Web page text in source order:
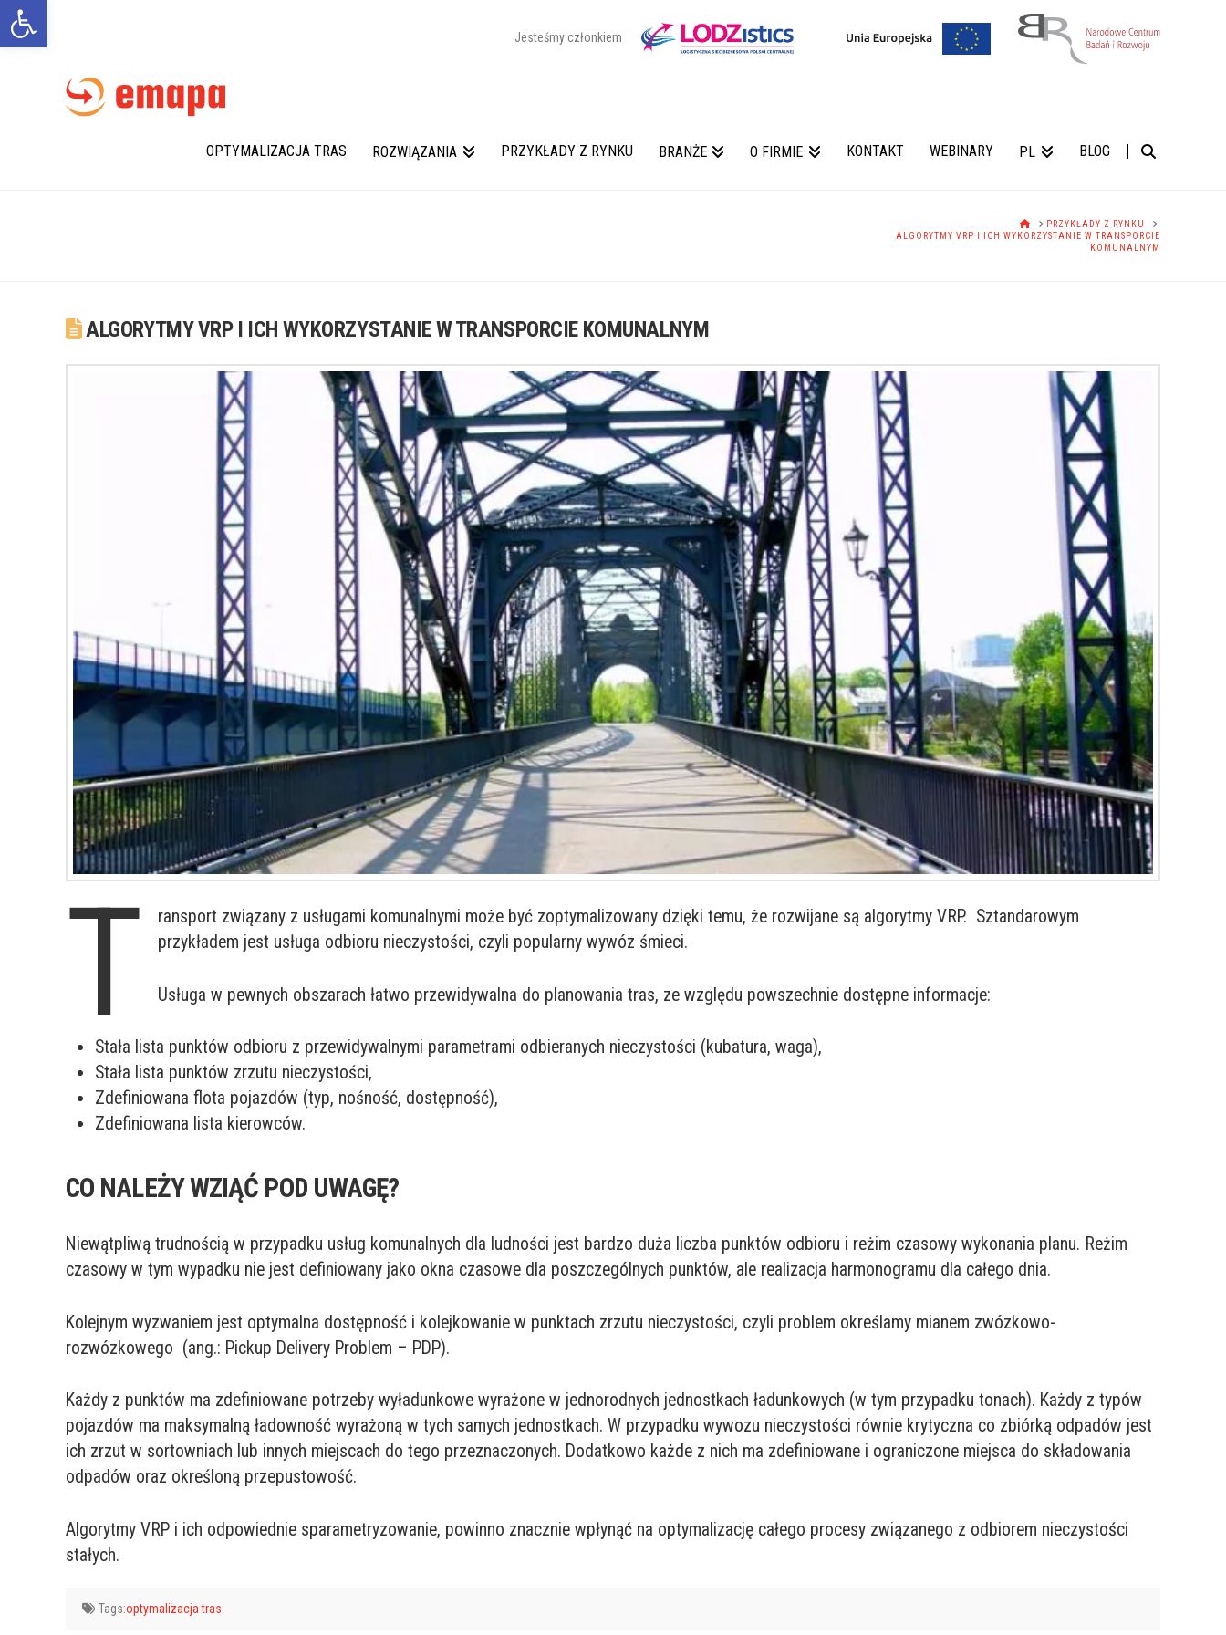
Otwórz pasek narzędzi
Jesteśmy członkiem
OPTYMALIZACJA TRAS ROZWIĄZANIA PRZYKŁADY Z RYNKU BRANŻE O FIRMIE KONTAKT WEBINARY PL BLOG
HOMEPRZYKŁADY Z RYNKU
ALGORYTMY VRP I ICH WYKORZYSTANIE W TRANSPORCIE
KOMUNALNYM
ALGORYTMY VRP I ICH WYKORZYSTANIE W TRANSPORCIE KOMUNALNYM
T
ransport związany z usługami komunalnymi może być zoptymalizowany dzięki temu, że rozwijane są algorytmy VRP. Sztandarowym
przykładem jest usługa odbioru nieczystości, czyli popularny wywóz śmieci.
Usługa w pewnych obszarach łatwo przewidywalna do planowania tras, ze względu powszechnie dostępne informacje:
Stała lista punktów odbioru z przewidywalnymi parametrami odbieranych nieczystości (kubatura, waga),
Stała lista punktów zrzutu nieczystości,
Zdefiniowana flota pojazdów (typ, nośność, dostępność),
Zdefiniowana lista kierowców.
CO NALEŻY WZIĄĆ POD UWAGĘ?
Niewątpliwą trudnością w przypadku usług komunalnych dla ludności jest bardzo duża liczba punktów odbioru i reżim czasowy wykonania planu. Reżim
czasowy w tym wypadku nie jest definiowany jako okna czasowe dla poszczególnych punktów, ale realizacja harmonogramu dla całego dnia.
Kolejnym wyzwaniem jest optymalna dostępność i kolejkowanie w punktach zrzutu nieczystości, czyli problem określamy mianem zwózkowo-
rozwózkowego (ang.: Pickup Delivery Problem – PDP).
Każdy z punktów ma zdefiniowane potrzeby wyładunkowe wyrażone w jednorodnych jednostkach ładunkowych (w tym przypadku tonach). Każdy z typów
pojazdów ma maksymalną ładowność wyrażoną w tych samych jednostkach. W przypadku wywozu nieczystości równie krytyczna co zbiórką odpadów jest
ich zrzut w sortowniach lub innych miejscach do tego przeznaczonych. Dodatkowo każde z nich ma zdefiniowane i ograniczone miejsca do składowania
odpadów oraz określoną przepustowość.
Algorytmy VRP i ich odpowiednie sparametryzowanie, powinno znacznie wpłynąć na optymalizację całego procesy związanego z odbiorem nieczystości
stałych.
Tags:optymalizacja tras